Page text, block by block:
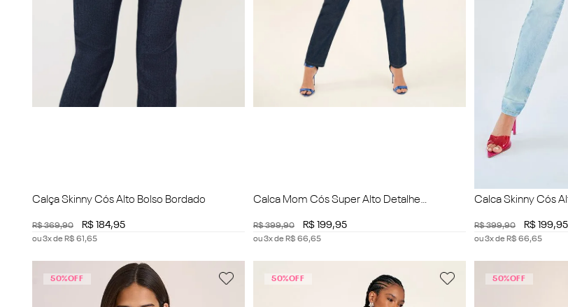
Calça Skinny Cós Alto Bolso Bordado
R$369,90 R$ 184,95
ou3x de R$ 61 ,65
Calca Mom Cós Super Alto Detalhe
R$399,90 R$ 199,95
ou3x de R$ 66,65
Calca Skinny Cós
R$399,90 R$ 199,95
ou3x de R$ 66,65
50%OFF 50%OFF 50%OFF